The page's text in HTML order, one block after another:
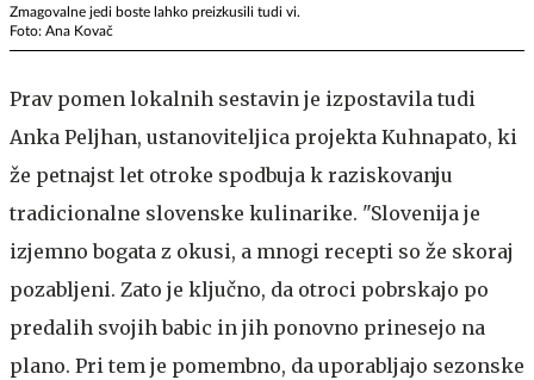
Zmagovalne jedi boste lahko preizkusili tudi vi.
Foto: Ana Kovač
Prav pomen lokalnih sestavin je izpostavila tudi
Anka Peljhan, ustanoviteljica projekta Kuhnapato, ki
že petnajst let otroke spodbuja k raziskovanju
tradicionalne slovenske kulinarike. "Slovenija je
izjemno bogata z okusi, a mnogi recepti so že skoraj
pozabljeni. Zato je ključno, da otroci pobrskajo po
predalih svojih babic in jih ponovno prinesejo na
plano. Pri tem je pomembno, da uporabljajo sezonske